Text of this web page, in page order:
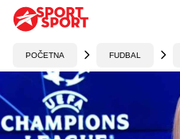
POČETNA FUDBAL